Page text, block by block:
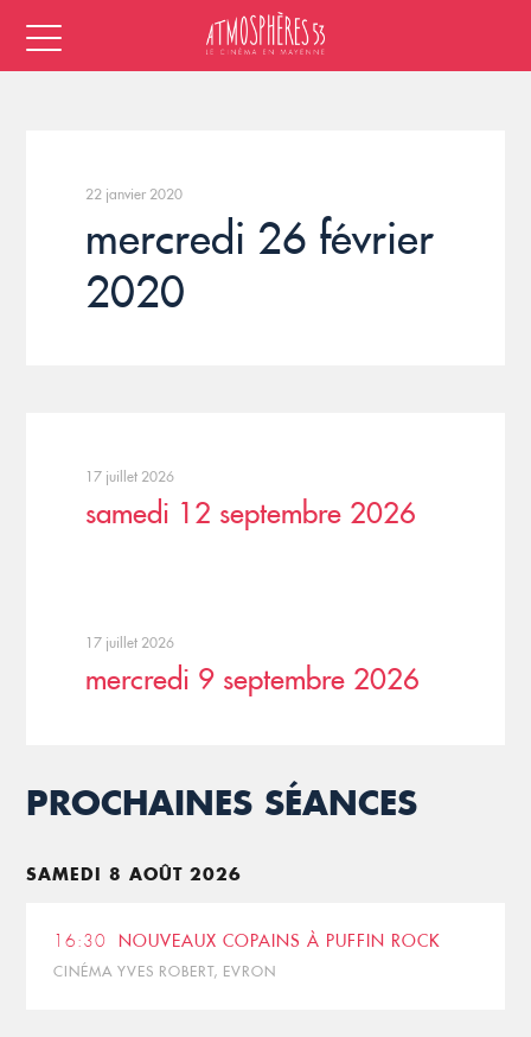
22 janvier 2020
mercredi 26 février
2020
17 juillet 2026
samedi 12 septembre 2026
17 juillet 2026
mercredi 9 septembre 2026
PROCHAINES SÉANCES
SAMEDI 8 AOÛT 2026
16:30 NOUVEAUX COPAINS À PUFFIN ROCK
CINÉMA YVES ROBERT, EVRON